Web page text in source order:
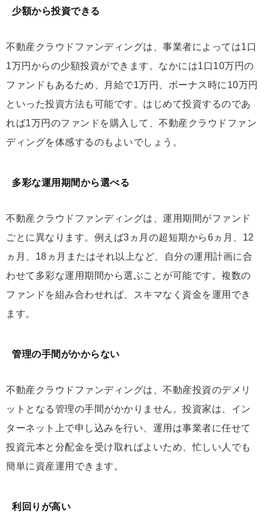
少額から投資できる
不動産クラウドファンディングは、事業者によっては1口
1万円からの少額投資ができます。なかには1口10万円の
ファンドもあるため、月給で1万円、ボーナス時に10万円
といった投資方法も可能です。はじめて投資するのであ
れば1万円のファンドを購入して、不動産クラウドファン
ディングを体感するのもよいでしょう。
多彩な運用期間から選べる
不動産クラウドファンディングは、運用期間がファンド
ごとに異なります。例えば3ヵ月の超短期から6ヵ月、12
ヵ月、18ヵ月またはそれ以上など、自分の運用計画に合
わせて多彩な運用期間から選ぶことが可能です。複数の
ファンドを組み合わせれば、スキマなく資金を運用でき
ます。
管理の手間がかからない
不動産クラウドファンディングは、不動産投資のデメリ
ットとなる管理の手間がかかりません。投資家は、イン
ターネット上で申し込みを行い、運用は事業者に任せて
投資元本と分配金を受け取ればよいため、忙しい人でも
簡単に資産運用できます。
利回りが高い